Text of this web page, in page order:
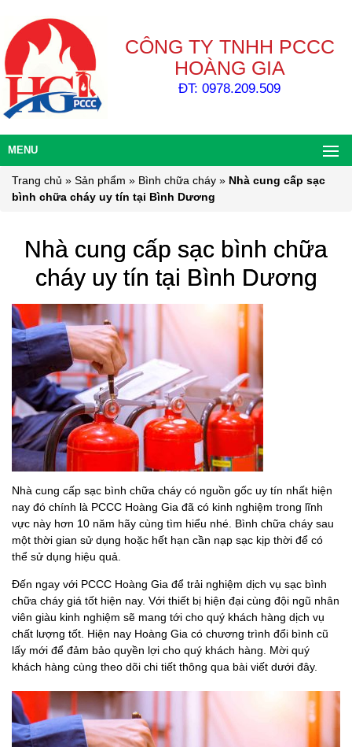
CÔNG TY TNHH PCCC
HOÀNG GIA
ĐT: 0978.209.509
MENU
Trang chủ » Sản phẩm » Bình chữa cháy » Nhà cung cấp sạc
bình chữa cháy uy tín tại Bình Dương
Nhà cung cấp sạc bình chữa
cháy uy tín tại Bình Dương
Nhà cung cấp sạc bình chữa cháy có nguồn gốc uy tín nhất hiện
nay đó chính là PCCC Hoàng Gia đã có kinh nghiệm trong lĩnh
vực này hơn 10 năm hãy cùng tìm hiểu nhé. Bình chữa cháy sau
một thời gian sử dụng hoặc hết hạn cần nạp sạc kịp thời để có
thể sử dụng hiệu quả.
Đến ngay với PCCC Hoàng Gia để trải nghiệm dịch vụ sạc bình
chữa cháy giá tốt hiện nay. Với thiết bị hiện đại cùng đội ngũ nhân
viên giàu kinh nghiệm sẽ mang tới cho quý khách hàng dịch vụ
chất lượng tốt. Hiện nay Hoàng Gia có chương trình đổi bình cũ
lấy mới để đảm bảo quyền lợi cho quý khách hàng. Mời quý
khách hàng cùng theo dõi chi tiết thông qua bài viết dưới đây.